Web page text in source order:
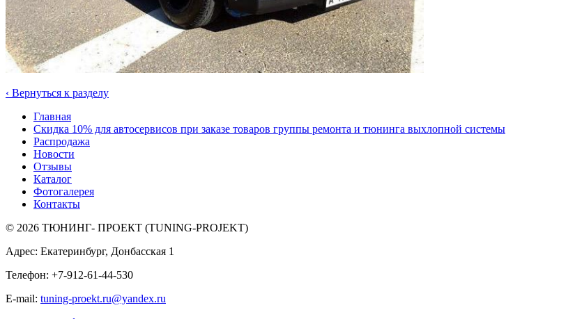
‹ Вернуться к разделу
Главная
Скидка 10% для автосервисов при заказе товаров группы ремонта и тюнинга выхлопной системы
Распродажа
Новости
Отзывы
Каталог
Фотогалерея
Контакты
© 2026 ТЮНИНГ- ПРОЕКТ (TUNING-PROJEKT)
Адрес: Екатеринбург, Донбасская 1
Телефон: +7-912-61-44-530
E-mail: tuning-proekt.ru@yandex.ru